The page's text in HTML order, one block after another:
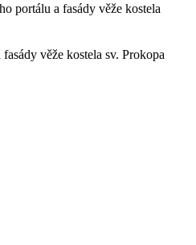
portálu a fasády věže kostela